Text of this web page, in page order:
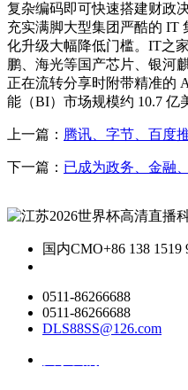
复杂编码即可快速搭建财政
充实满脚大型集团严酷的 IT
化升级大幅降低门槛。IT之
鹏、海光等国产芯片、银河
正在流转分享时附带精准的
能（BI）市场规模约 10.7 亿
上一篇： 腾讯、字节、百度
下一篇： 已成为政务、金融
国内CMO+86 138 1519
0511-86266688
0511-86266688
DLS88SS@126.com